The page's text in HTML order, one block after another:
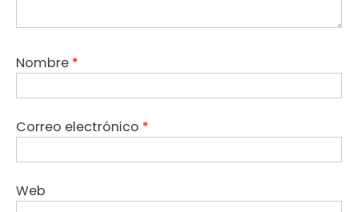
Nombre *
Correo electrónico *
Web